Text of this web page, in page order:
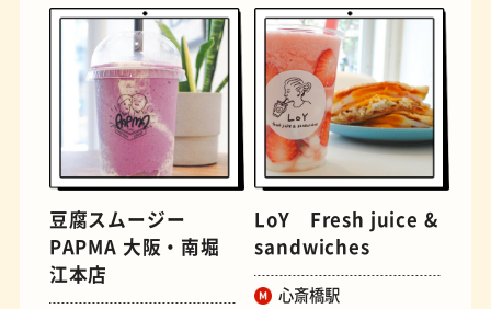
ジューススタンド たまごサンド
豆腐スムージー
PAPMA 大阪・南堀
江本店
LoY Fresh juice &
sandwiches
心斎橋駅